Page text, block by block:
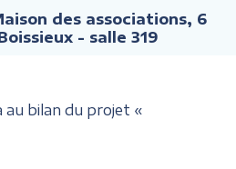
des associations, 6
- salle 319
au bilan du projet «